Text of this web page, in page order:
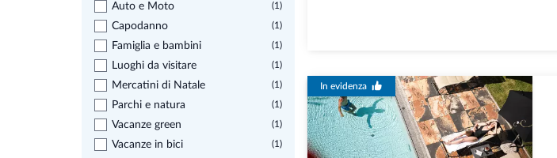
Auto e Moto (1)
Capodanno (1)
Famiglia e bambini (1)
Luoghi da visitare (1)
Mercatini di Natale (1)
Parchi e natura (1)
Vacanze green (1)
Vacanze in bici (1)
In evidenza